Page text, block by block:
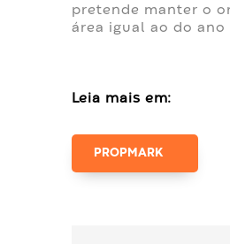
pretende manter o
área igual ao do ano
Leia mais em:
PROPMARK